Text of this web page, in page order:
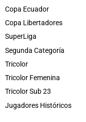
Copa Ecuador
Copa Libertadores
SuperLiga
Segunda Categoría
Tricolor
Tricolor Femenina
Tricolor Sub 23
Jugadores Históricos